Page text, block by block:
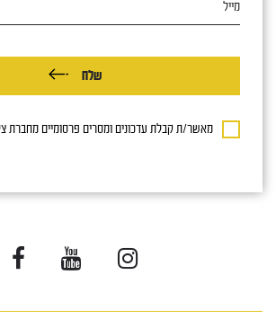
שלח
מאשר/ת קבלת עדכונים ומסרים פרסומיים מחברת